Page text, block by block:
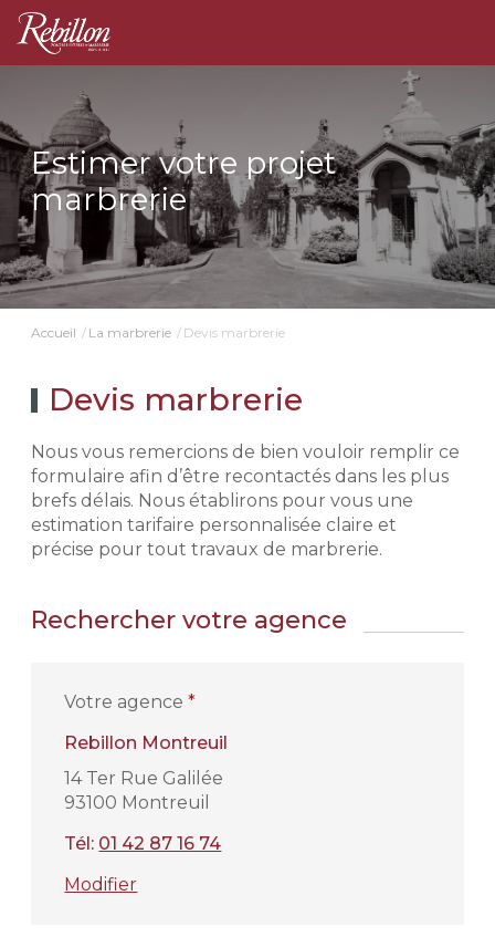
Estimer votre projet
marbrerie
Accueil La marbrerie Devis marbrerie
Devis marbrerie
Nous vous remercions de bien vouloir remplir ce
formulaire afin d’être recontactés dans les plus
brefs délais. Nous établirons pour vous une
estimation tarifaire personnalisée claire et
précise pour tout travaux de marbrerie.
Rechercher votre agence
Votre agence*
Rebillon Montreuil
14 Ter Rue Galilée
93100 Montreuil
Tél: 01 42 87 16 74
Modifier